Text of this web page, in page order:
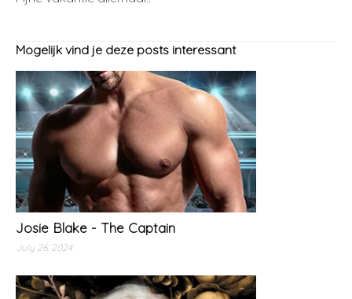
Mogelijk vind je deze posts interessant
Josie Blake - The Captain
July 26, 2024